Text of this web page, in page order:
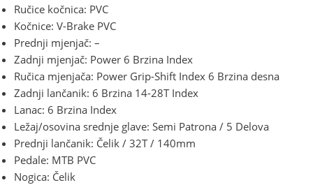
Ručice kočnica: PVC
Kočnice: V-Brake PVC
Prednji mjenjač: –
Zadnji mjenjač: Power 6 Brzina Index
Ručica mjenjača: Power Grip-Shift Index 6 Brzina desna
Zadnji lančanik: 6 Brzina 14-28T Index
Lanac: 6 Brzina Index
Ležaj/osovina srednje glave: Semi Patrona / 5 Delova
Prednji lančanik: Čelik / 32T / 140mm
Pedale: MTB PVC
Nogica: Čelik